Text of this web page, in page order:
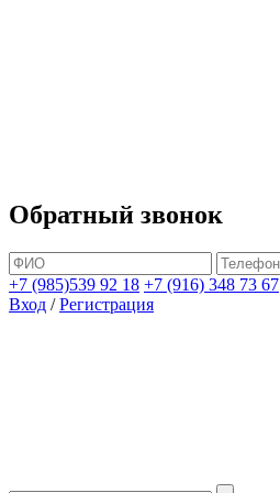
Обратный звонок
+7 (985)539 92 18 +7 (916) 348 73 67
Вход / Регистрация